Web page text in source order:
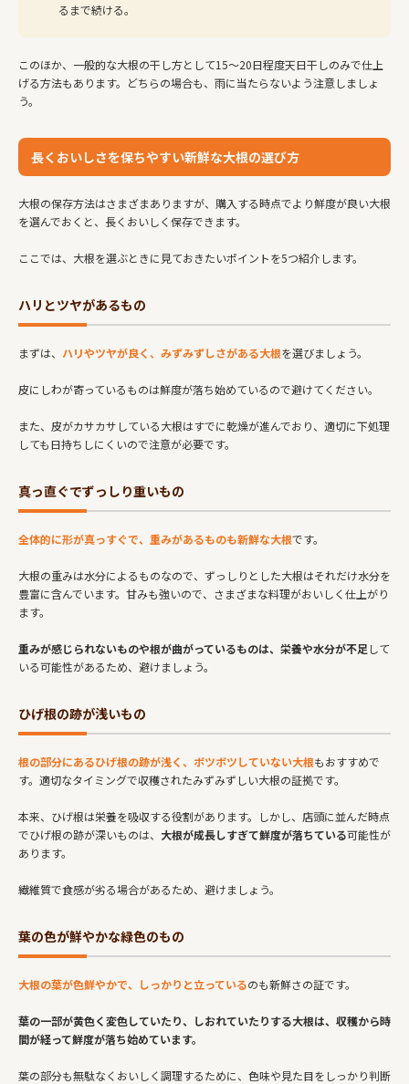
るまで続ける。
このほか、一般的な大根の干し方として15～20日程度天日干しのみで仕上
げる方法もあります。どちらの場合も、雨に当たらないよう注意しましょ
う。
長くおいしさを保ちやすい新鮮な大根の選び方
大根の保存方法はさまざまありますが、購入する時点でより鮮度が良い大根
を選んでおくと、長くおいしく保存できます。
ここでは、大根を選ぶときに見ておきたいポイントを5つ紹介します。
ハリとツヤがあるもの
まずは、 ハリやツヤが良く、みずみずしさがある大根を選びましょう。
皮にしわが寄っているものは鮮度が落ち始めているので避けてください。
また、皮がカサカサしている大根はすでに乾燥が進んでおり、適切に下処理
しても日持ちしにくいので注意が必要です。
真っ直ぐでずっしり重いもの
全体的に形が真っすぐで、重みがあるものも新鮮な大根です。
大根の重みは水分によるものなので、ずっしりとした大根はそれだけ水分を
豊富に含んでいます。甘みも強いので、さまざまな料理がおいしく仕上がり
ます。
重みが感じられないものや根が曲がっているものは、栄養や水分が不足 して
いる可能性があるため、避けましょう。
ひげ根の跡が浅いもの
根の部分にあるひげ根の跡が浅く、ボツボツしていない大根もおすすめで
す。適切なタイミングで収穫されたみずみずしい大根の証拠です。
本来、ひげ根は栄養を吸収する役割があります。しかし、店頭に並んだ時点
でひげ根の跡が深いものは、 大根が成長しすぎて鮮度が落ちている可能性が
あります。
繊維質で食感が劣る場合があるため、避けましょう。
葉の色が鮮やかな緑色のもの
大根の葉が色鮮やかで、しっかりと立っているのも新鮮さの証です。
葉の一部が黄色く変色していたり、しおれていたりする大根は、収穫から時
間が経って鮮度が落ち始めています。
葉の部分も無駄なくおいしく調理するために、色味や見た目をしっかり判断